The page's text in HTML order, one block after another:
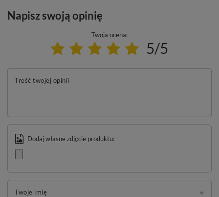
Napisz swoją opinię
Twoja ocena:
5/5
Treść twojej opinii
Dodaj własne zdjęcie produktu:
Twoje imię